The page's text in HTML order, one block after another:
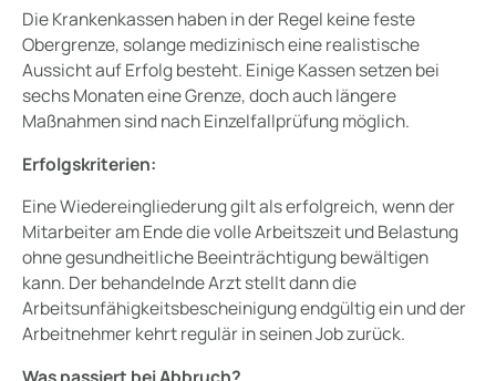
Die Krankenkassen haben in der Regel keine feste
Obergrenze, solange medizinisch eine realistische
Aussicht auf Erfolg besteht. Einige Kassen setzen bei
sechs Monaten eine Grenze, doch auch längere
Maßnahmen sind nach Einzelfallprüfung möglich.
Erfolgskriterien:
Eine Wiedereingliederung gilt als erfolgreich, wenn der
Mitarbeiter am Ende die volle Arbeitszeit und Belastung
ohne gesundheitliche Beeinträchtigung bewältigen
kann. Der behandelnde Arzt stellt dann die
Arbeitsunfähigkeitsbescheinigung endgültig ein und der
Arbeitnehmer kehrt regulär in seinen Job zurück.